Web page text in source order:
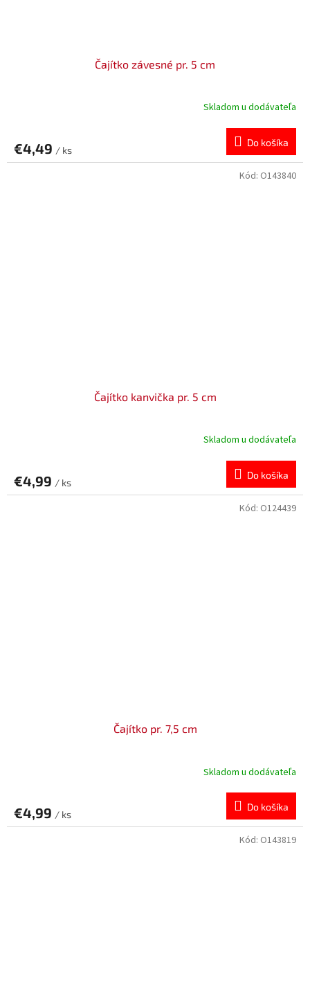
Čajítko závesné pr. 5 cm
Skladom u dodávateľa
€4,49 / ks
Do košíka
Čajítko kanvička pr. 5 cm
Skladom u dodávateľa
€4,99 / ks
Do košíka
Kód: O143840
Čajítko pr. 7,5 cm
Skladom u dodávateľa
€4,99 / ks
Do košíka
Kód: O124439
Kód: O143819